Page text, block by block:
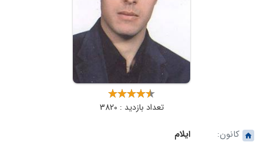
تعداد بازدید : 3820
کانون:
ایلام